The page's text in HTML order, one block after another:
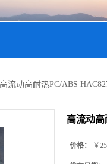
高流动高耐热PC/ABS
高流动
价格： ￥